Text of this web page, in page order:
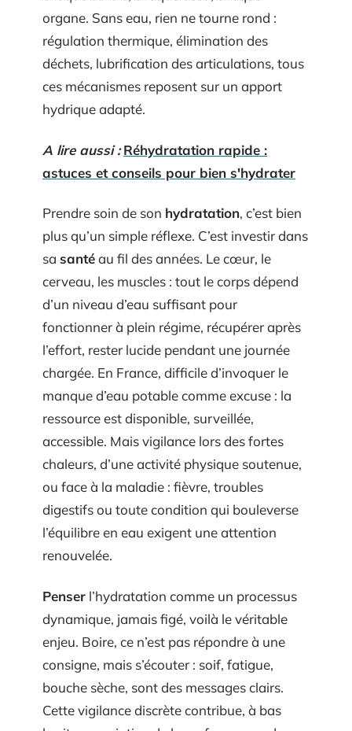
organe. Sans eau, rien ne tourne rond :
régulation thermique, élimination des
déchets, lubrification des articulations, tous
ces mécanismes reposent sur un apport
hydrique adapté.
A lire aussi : Réhydratation rapide :
astuces et conseils pour bien s'hydrater
Prendre soin de son hydratation, c’est bien
plus qu’un simple réflexe. C’est investir dans
sa santéau fil des années. Le cœur, le
cerveau, les muscles : tout le corps dépend
d’un niveau d’eau suffisant pour
fonctionner à plein régime, récupérer après
l’effort, rester lucide pendant une journée
chargée. En France, difficile d’invoquer le
manque d’eau potable comme excuse : la
ressource est disponible, surveillée,
accessible. Mais vigilance lors des fortes
chaleurs, d’une activité physique soutenue,
ou face à la maladie : fièvre, troubles
digestifs ou toute condition qui bouleverse
l’équilibre en eau exigent une attention
renouvelée.
Penser l’hydratation comme un processus
dynamique, jamais figé, voilà le véritable
enjeu. Boire, ce n’est pas répondre à une
consigne, mais s’écouter : soif, fatigue,
bouche sèche, sont des messages clairs.
Cette vigilance discrète contribue, à bas